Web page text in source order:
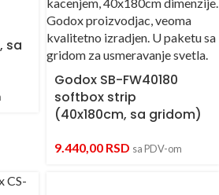
sa
Godox SB-FW40180
softbox strip
(40x180cm, sa gridom)
9.440,00 RSD sa PDV-om